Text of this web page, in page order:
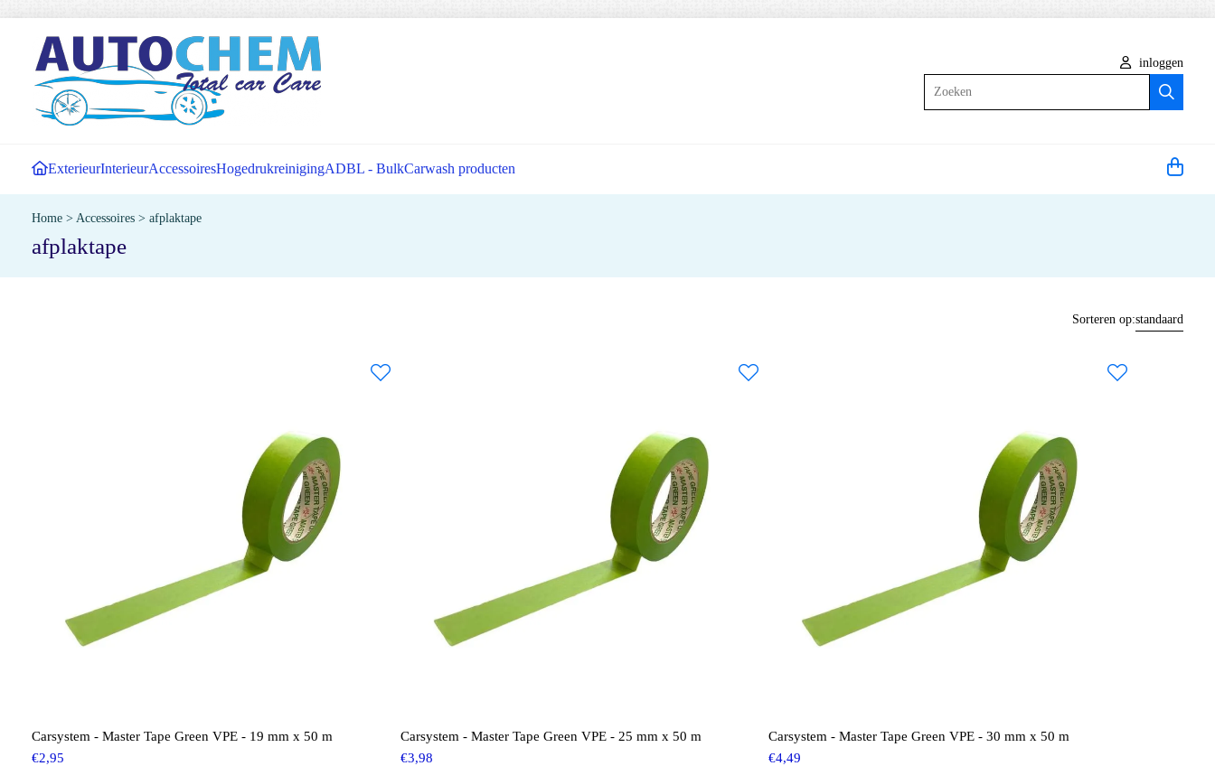
inloggen
ExterieurInterieurAccessoiresHogedrukreinigingADBL - BulkCarwash producten
Home > Accessoires > afplaktape
afplaktape
Sorteren op:standaard
Carsystem - Master Tape Green VPE - 19 mm x 50 m
€2,95
Carsystem - Master Tape Green VPE - 25 mm x 50 m
€3,98
Carsystem - Master Tape Green VPE - 30 mm x 50 m
€4,49